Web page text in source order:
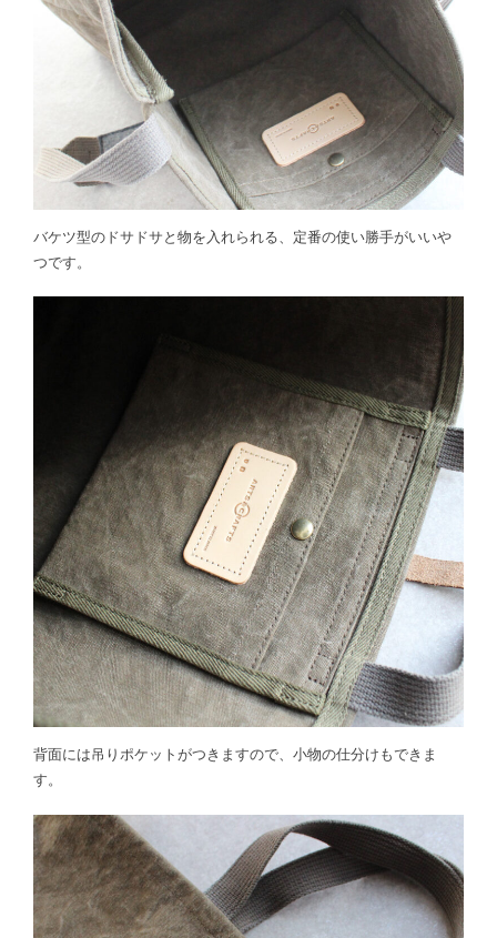
バケツ型のドサドサと物を入れられる、定番の使い勝手がいいや
つです。
背面には吊りポケットがつきますので、小物の仕分けもできま
す。